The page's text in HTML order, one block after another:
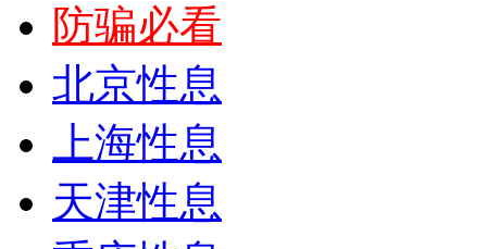
防骗必看
北京性息
上海性息
天津性息